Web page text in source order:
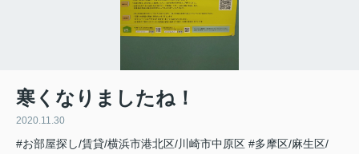
寒くなりましたね！
2020.11.30
#お部屋探し/賃貸/横浜市港北区/川崎市中原区 #多摩区/麻生区/